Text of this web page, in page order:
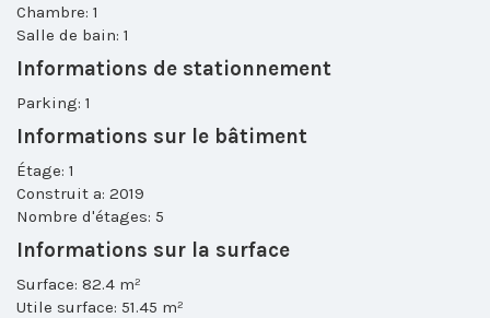
Chambre: 1
Salle de bain: 1
Informations de stationnement
Parking: 1
Informations sur le bâtiment
Étage: 1
Construit a: 2019
Nombre d'étages: 5
Informations sur la surface
Surface: 82.4 m²
Utile surface: 51.45 m²